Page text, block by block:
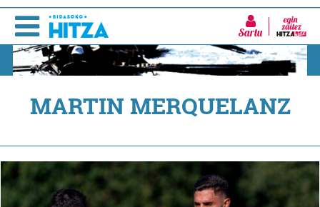
Sartu
MARTIN MERQUELANZ